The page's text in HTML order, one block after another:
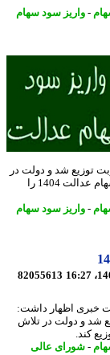
واریز سود سهام
سال 1403 در دو نوبت توزیع شد و دولت در
تلاش است تا هفته دولت (2 تا 8 شهریور) بخشی از سود سهام عدالت 1404 را
واریز سود سهام
82055613
اظهار داشت:
نوبت توزیع شد و دولت در تلاش
شورای عالی